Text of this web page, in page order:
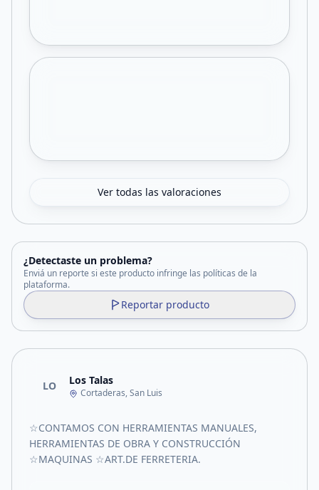
Ver todas las valoraciones
¿Detectaste un problema?
Enviá un reporte si este producto infringe las políticas de la
plataforma.
Reportar producto
LO Los Talas
Cortaderas, San Luis
☆CONTAMOS CON HERRAMIENTAS MANUALES,
HERRAMIENTAS DE OBRA Y CONSTRUCCIÓN
☆MAQUINAS ☆ART.DE FERRETERIA.